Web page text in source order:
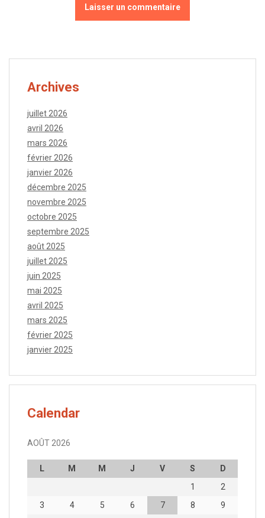
Archives
juillet 2026
avril 2026
mars 2026
février 2026
janvier 2026
décembre 2025
novembre 2025
octobre 2025
septembre 2025
août 2025
juillet 2025
juin 2025
mai 2025
avril 2025
mars 2025
février 2025
janvier 2025
Calendar
AOÛT 2026
L M M J V S
D
1
2
3
4 5 6 7 8
9